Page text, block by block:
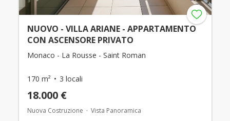
NUOVO - VILLA ARIANE - APPARTAMENTO
CON ASCENSORE PRIVATO
Monaco - La Rousse - Saint Roman
170 m² 3 locali
18.000 €
Nuova Costruzione Vista Panoramica